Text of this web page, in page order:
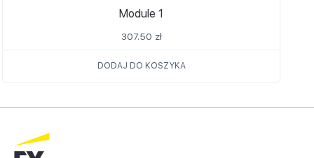
Module 1
307.50 zł
DODAJ DO KOSZYKA